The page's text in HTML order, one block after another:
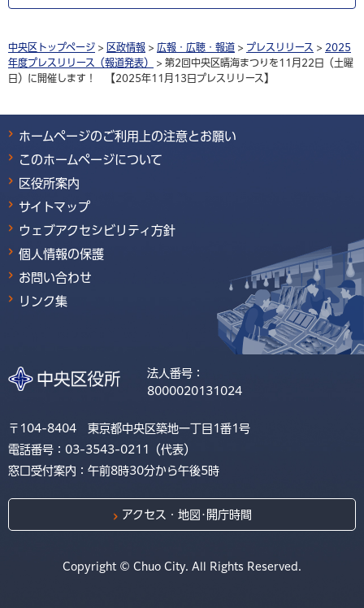
中央区トップページ > 区政情報 > 広報・広聴・報道 > プレスリリース > 2025
年度プレスリリース（報道発表）
> 第2回中央区晴海まつりを11月22日（土曜
日）に開催します！ 【2025年11月13日プレスリリース】
ホームページのご利用上の注意とお願い
このホームページについて
区役所案内
サイトマップ
ウェブアクセシビリティ方針
個人情報の保護
お問い合わせ
リンク集
法人番号：
8000020131024
〒104-8404 東京都中央区築地一丁目1番1号
電話番号：03-3543-0211（代表）
窓口受付案内：午前8時30分から午後5時
アクセス・地図･開庁時間
Copyright © Chuo City. All Rights Reserved.